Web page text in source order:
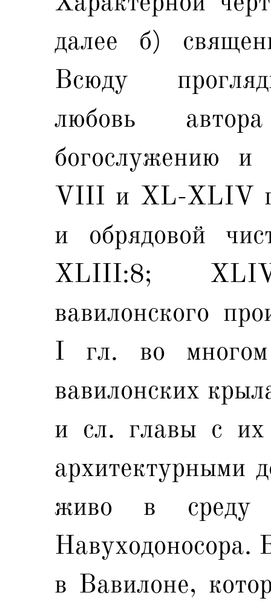
далее б)
Всюду
любовь
богослужению и
VIII и XL-XLIV
и обрядовой
XLIII:8;
вавилонского
I гл. во многом
вавилонских
и cл. главы с их
архитектурными
живо в среду
Навуходоносора.
в Вавилоне,